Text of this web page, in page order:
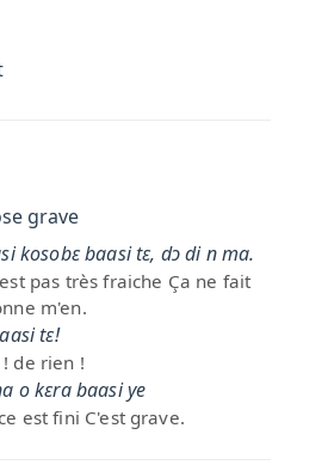
grave
kosobɛ baasi tɛ, dɔ di n ma.
pas très fraiche Ça ne fait
m'en.
tɛ!
de rien !
o kɛra baasi ye
est fini C'est grave.